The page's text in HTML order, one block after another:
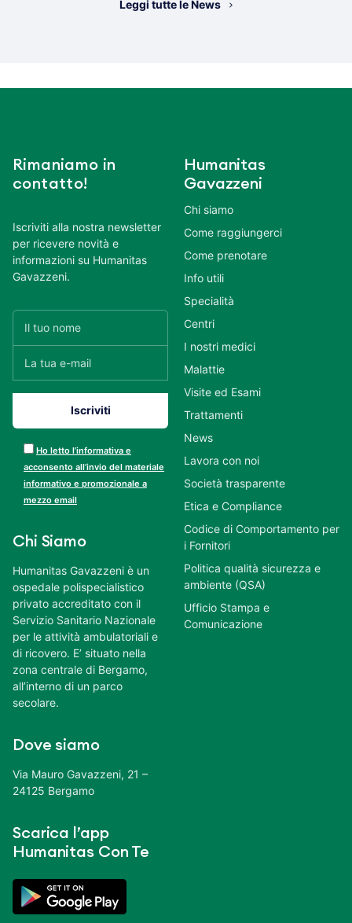
Leggi tutte le News
Rimaniamo in
contatto!
Iscriviti alla nostra newsletter
per ricevere novità e
informazioni su Humanitas
Gavazzeni.
Ho letto l’informativa e
acconsento all’invio del materiale
informativo e promozionale a
mezzo email
Chi Siamo
Humanitas Gavazzeni è un
ospedale polispecialistico
privato accreditato con il
Servizio Sanitario Nazionale
per le attività ambulatoriali e
di ricovero. E’ situato nella
zona centrale di Bergamo,
all’interno di un parco
secolare.
Dove siamo
Via Mauro Gavazzeni, 21 –
24125 Bergamo
Scarica l’app
Humanitas Con Te
Humanitas
Gavazzeni
Chi siamo
Come raggiungerci
Come prenotare
Info utili
Specialità
Centri
I nostri medici
Malattie
Visite ed Esami
Trattamenti
News
Lavora con noi
Società trasparente
Etica e Compliance
Codice di Comportamento per
i Fornitori
Politica qualità sicurezza e
ambiente (QSA)
Ufficio Stampa e
Comunicazione